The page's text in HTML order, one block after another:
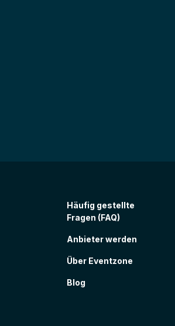
Häufig gestellte
Fragen (FAQ)
Anbieter werden
Über Eventzone
Blog